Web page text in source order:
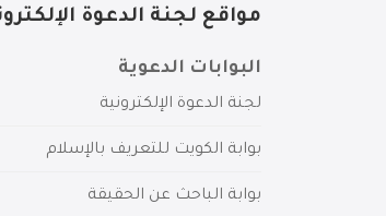
مواقع لجنة الدعوة
البوابات الدعوية
لجنة الدعوة الإلكترونية
بوابة الكويت للتعريف بالإسلام
بوابة الباحث عن الحقيقة